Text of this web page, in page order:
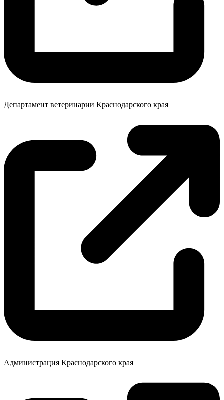
Департамент ветеринарии Краснодарского края
Администрация Краснодарского края